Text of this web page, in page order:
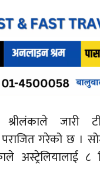
श्रीलंकाले जारी
गरेको छ ।
अस्ट्रेलियालाई